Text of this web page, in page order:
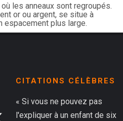
les anneaux sont regroupés.
or ou argent, se situe à
espacement plus large.
CITATIONS CÉLÈBRES
« Si vous ne pouvez pas
l'expliquer à un enfant de six